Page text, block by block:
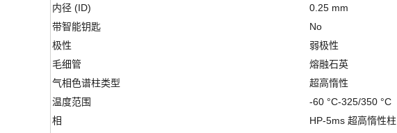
内径 (ID)
0.25 mm
带智能钥匙
No
极性
弱极性
毛细管
熔融石英
气相色谱柱类型
超高惰性
温度范围
-60 °C-325/350 °C
相
HP-5ms 超高惰性柱